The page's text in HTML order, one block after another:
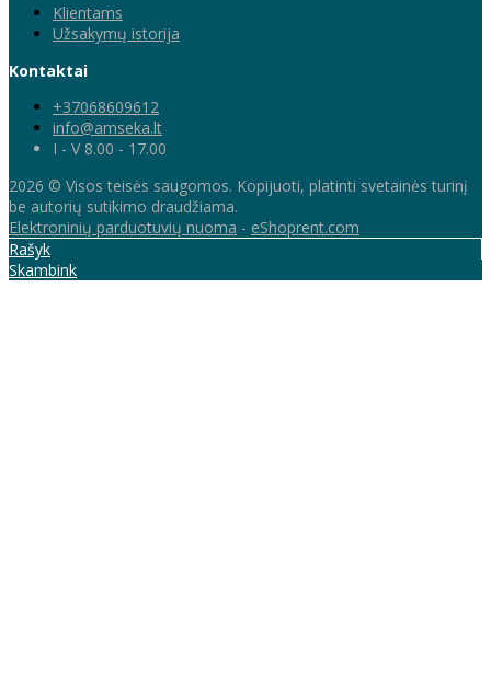
Klientams
Užsakymų istorija
Kontaktai
+37068609612
info@amseka.lt
I - V 8.00 - 17.00
2026 © Visos teisės saugomos. Kopijuoti, platinti svetainės turinį
be autorių sutikimo draudžiama.
Elektroninių parduotuvių nuoma - eShoprent.com
Rašyk
Skambink